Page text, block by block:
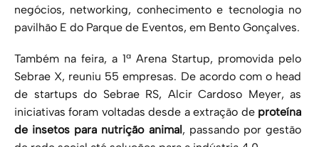
negócios, networking, conhecimento e tecnologia no
pavilhão E do Parque de Eventos, em Bento Gonçalves.
Também na feira, a 1ª Arena Startup, promovida pelo
Sebrae X, reuniu 55 empresas. De acordo com o head
de startups do Sebrae RS, Alcir Cardoso Meyer, as
iniciativas foram voltadas desde a extração de proteína
de insetos para nutrição animal, passando por gestão